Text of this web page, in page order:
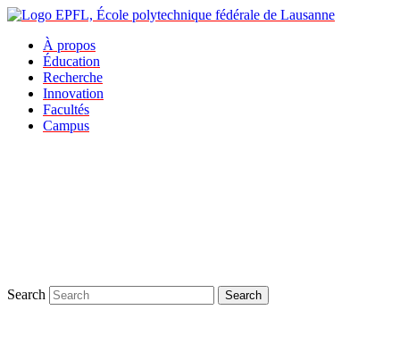
À propos
Éducation
Recherche
Innovation
Facultés
Campus
Search Search